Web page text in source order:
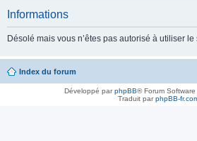
Informations
Désolé mais vous n’êtes pas autorisé à utiliser
Index du forum
Développé parphpBB® Forum
Traduit parphpBB-